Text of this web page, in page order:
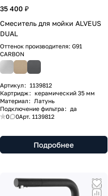
35 400 ₽
Смеситель для мойки ALVEUS
DUAL
0 0Арт. 1139812
Оттенок производителя: G91
CARBON
Артикул : 1139812
Картридж : керамический 35 мм
Материал : Латунь
Подключение фильтра : да
Подробнее